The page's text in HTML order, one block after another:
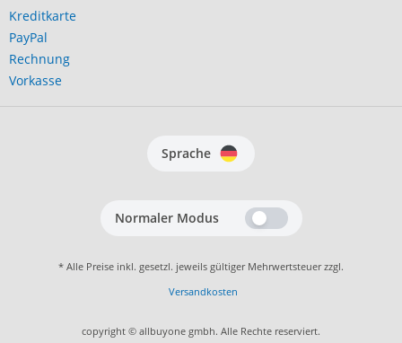
Kreditkarte
PayPal
Rechnung
Vorkasse
Sprache
Normaler Modus
* Alle Preise inkl. gesetzl. jeweils gültiger Mehrwertsteuer zzgl.
Versandkosten
copyright © allbuyone gmbh. Alle Rechte reserviert.